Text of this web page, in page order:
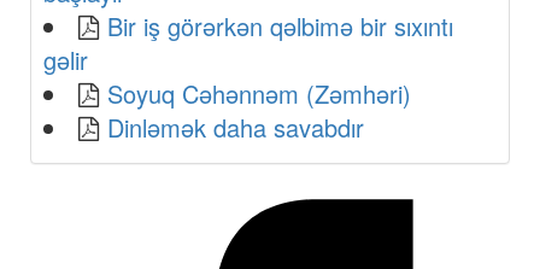
Bir iş görərkən qəlbimə bir sıxıntı
gəlir
Soyuq Cəhənnəm (Zəmhəri)
Dinləmək daha savabdır